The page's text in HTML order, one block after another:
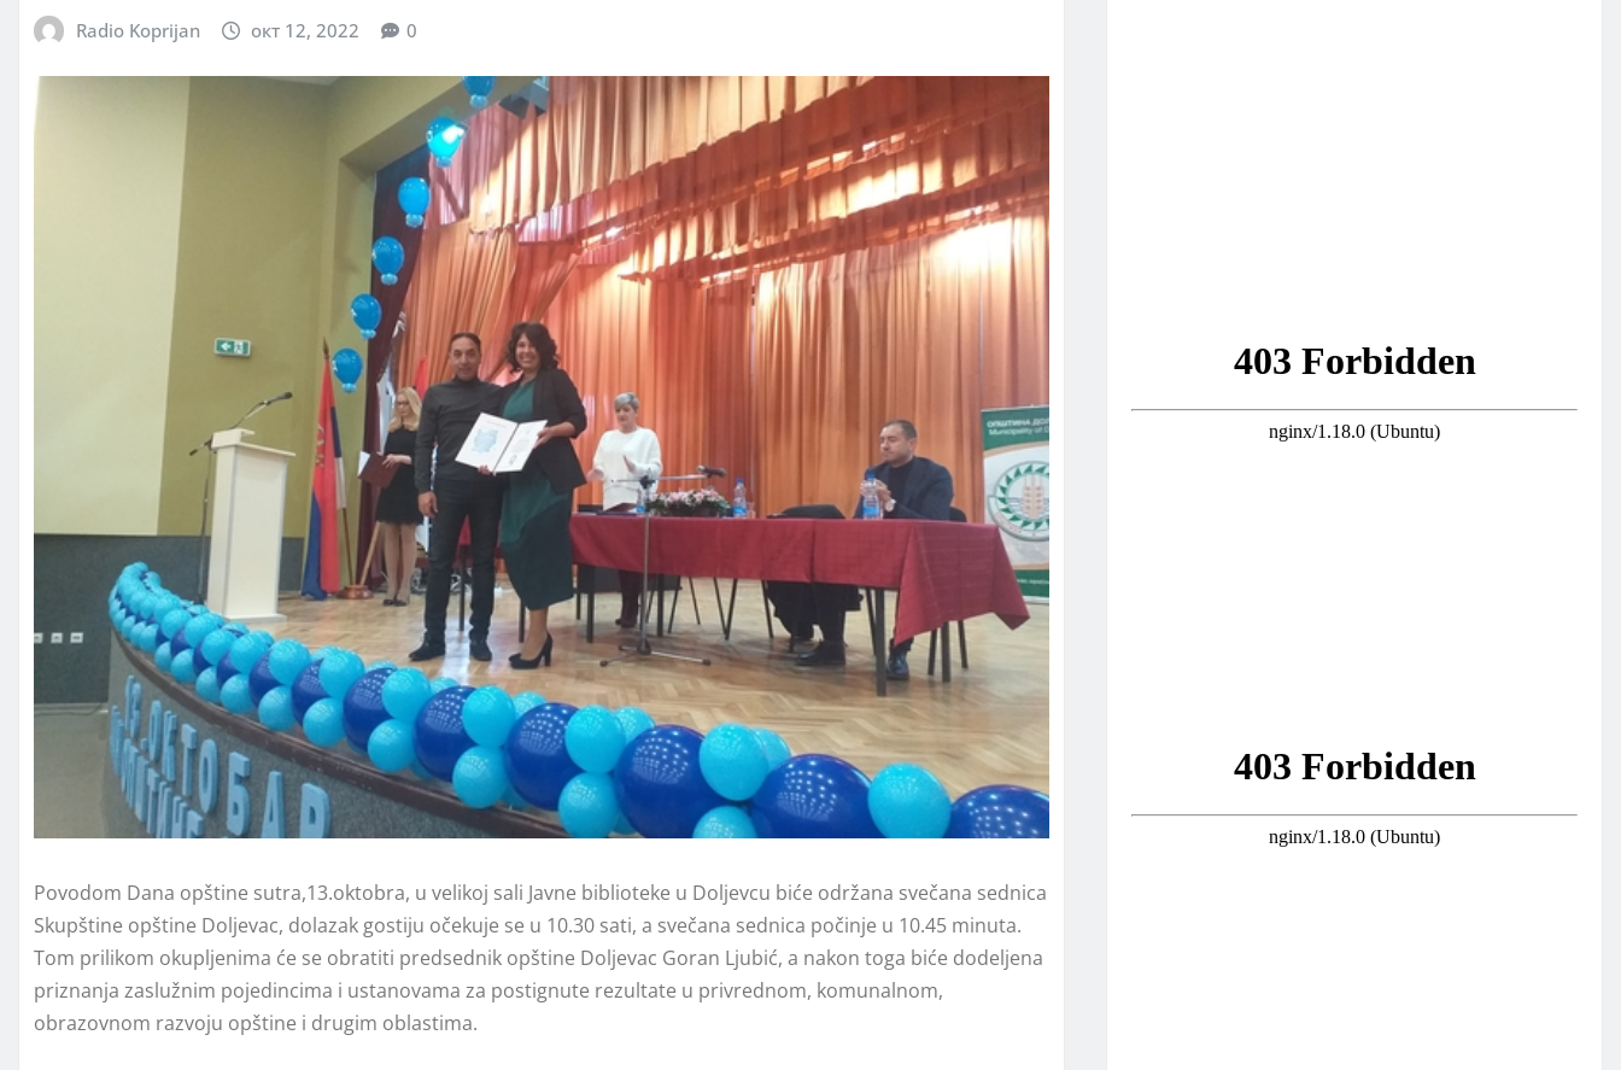
Radio Koprijan окт 12, 2022 0
Povodom Dana opštine sutra,13.oktobra, u velikoj sali Javne biblioteke u Doljevcu biće održana svečana sednica
Skupštine opštine Doljevac, dolazak gostiju očekuje se u 10.30 sati, a svečana sednica počinje u 10.45 minuta.
Tom prilikom okupljenima će se obratiti predsednik opštine Doljevac Goran Ljubić, a nakon toga biće dodeljena
priznanja zaslužnim pojedincima i ustanovama za postignute rezultate u privrednom, komunalnom,
obrazovnom razvoju opštine i drugim oblastima.